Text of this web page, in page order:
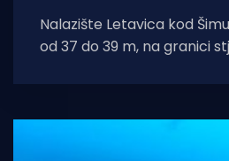
Nalazište Letavica kod
od 37 do 39 m, na granici